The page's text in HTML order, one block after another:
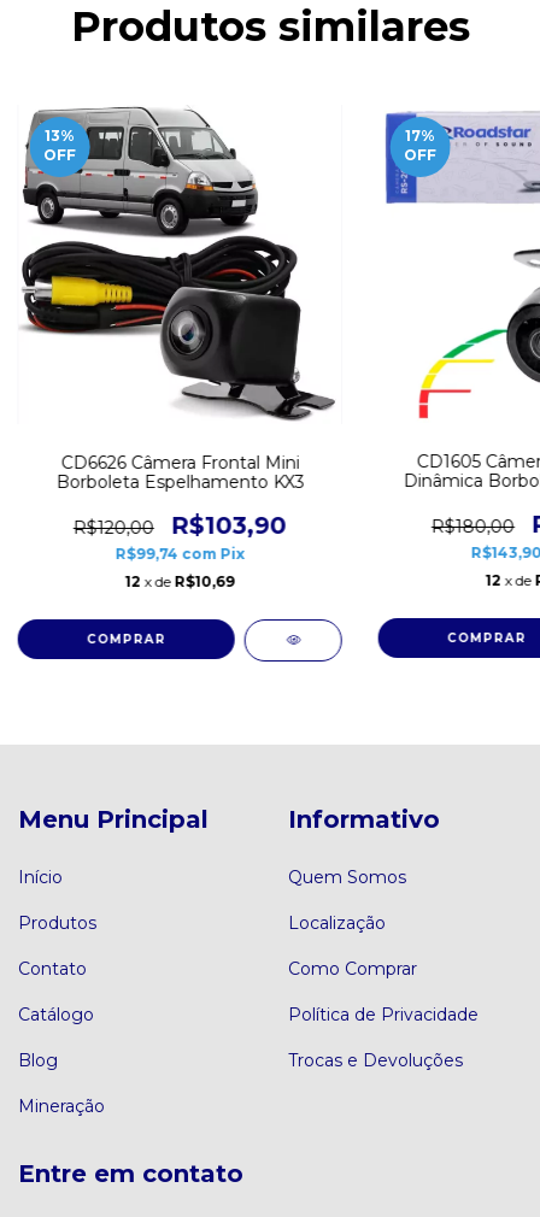
Produtos similares
13%
OFF
CD6626 Câmera Frontal Mini
Borboleta Espelhamento KX3
R$120,00 R$103,90
R$99,74 com Pix
12 x de R$10,69
17%
OFF
CD1605
Dinâmica
R$180,00
12 x de
Menu Principal
Início
Produtos
Contato
Catálogo
Blog
Mineração
Informativo
Quem Somos
Localização
Como Comprar
Política de Privacidade
Trocas e Devoluções
Entre em contato